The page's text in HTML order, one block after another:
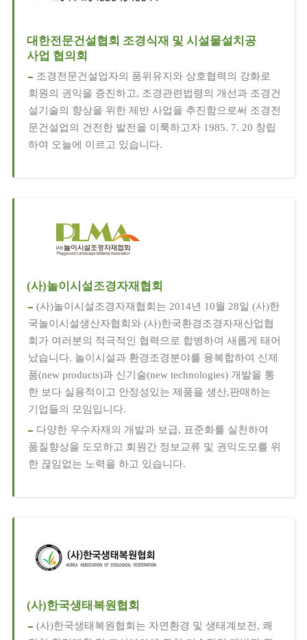
대한전문건설협회 조경식재 및 시설물설치공
사업 협의회
조경전문건설업자의 품위유지와 상호협력의 강화로
회원의 권익을 증진하고, 조경관련법령의 개선과 조경건
설기술의 향상을 위한 제반 사업을 추진함으로써 조경전
문건설업의 건전한 발전을 이룩하고자 1985. 7. 20 창립
하여 오늘에 이르고 있습니다.
(사)놀이시설조경자재협회
(사)놀이시설조경자재협회는 2014년 10월 28일 (사)한
국놀이시설생산자협회와 (사)한국환경조경자재산업협
회가 여러분의 적극적인 협력으로 합병하여 새롭게 태어
났습니다. 놀이시설과 환경조경분야를 융복합하여 신제
품(new products)과 신기술(new technologies) 개발을 통
한 보다 실용적이고 안정성있는 제품을 생산,판매하는
기업들의 모임입니다.
다양한 우수자재의 개발과 보급, 표준화를 실천하여
품질향상을 도모하고 회원간 정보교류 및 권익도모를 위
한 끊임없는 노력을 하고 있습니다.
(사)한국생태복원협회
(사)한국생태복원협회는 자연환경 및 생태계보전, 쾌